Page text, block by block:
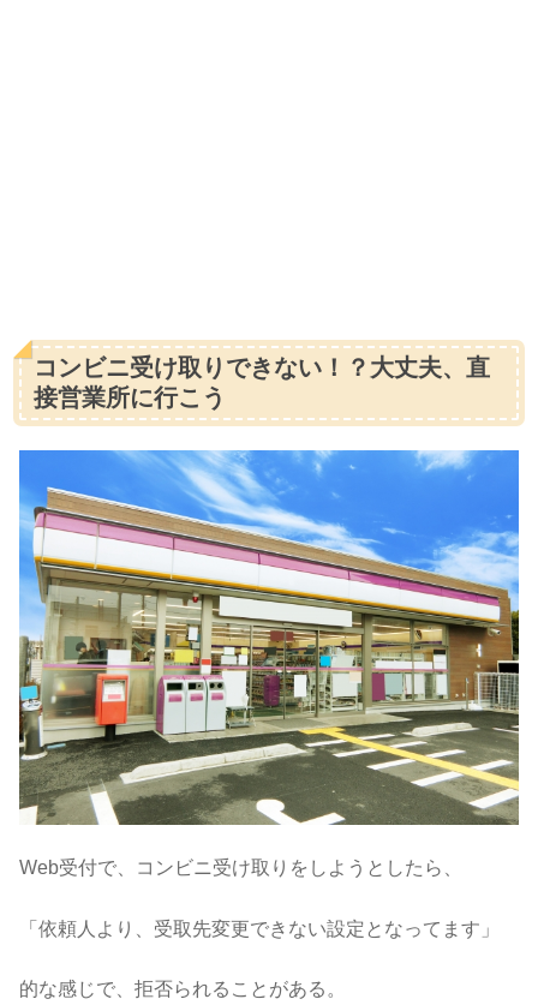
コンビニ受け取りできない！？大丈夫、直
接営業所に行こう
Web受付で、コンビニ受け取りをしようとしたら、
「依頼人より、受取先変更できない設定となってます」
的な感じで、拒否られることがある。